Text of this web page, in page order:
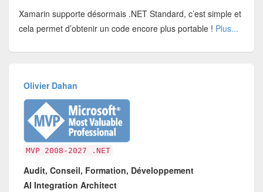
Xamarin supporte désormais .NET Standard, c’est simple et
cela permet d’obtenir un code encore plus portable ! Plus...
Olivier Dahan
MVP 2008-2027 .NET
Audit, Conseil, Formation, Développement
AI Integration Architect